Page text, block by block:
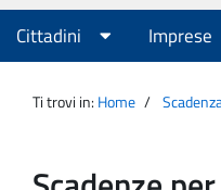
Agenzia
Entrate
Menu
principale
Cittadini Imprese
Ti trovi in: Home